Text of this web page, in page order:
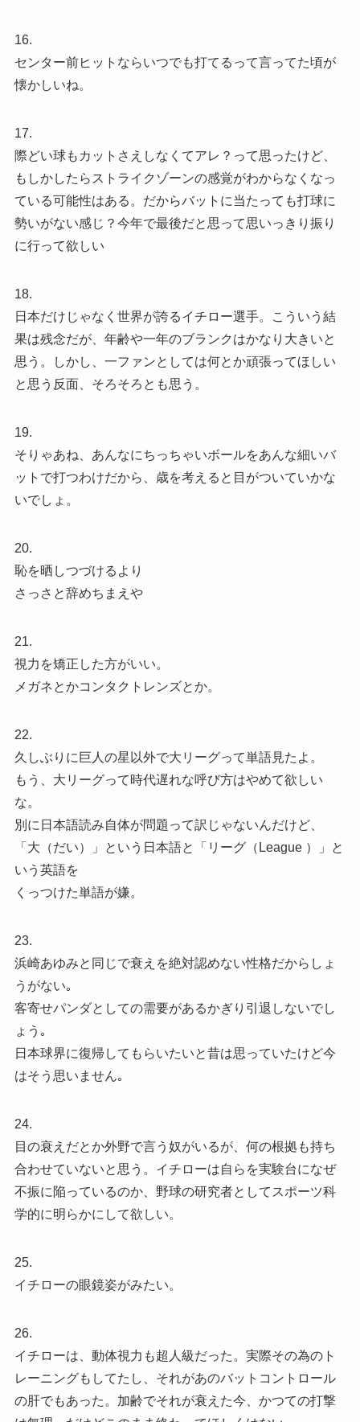
16.
センター前ヒットならいつでも打てるって言ってた頃が
懐かしいね。
17.
際どい球もカットさえしなくてアレ？って思ったけど、
もしかしたらストライクゾーンの感覚がわからなくなっ
ている可能性はある。だからバットに当たっても打球に
勢いがない感じ？今年で最後だと思って思いっきり振り
に行って欲しい
18.
日本だけじゃなく世界が誇るイチロー選手。こういう結
果は残念だが、年齢や一年のブランクはかなり大きいと
思う。しかし、一ファンとしては何とか頑張ってほしい
と思う反面、そろそろとも思う。
19.
そりゃあね、あんなにちっちゃいボールをあんな細いバ
ットで打つわけだから、歳を考えると目がついていかな
いでしょ。
20.
恥を晒しつづけるより
さっさと辞めちまえや
21.
視力を矯正した方がいい。
メガネとかコンタクトレンズとか。
22.
久しぶりに巨人の星以外で大リーグって単語見たよ。
もう、大リーグって時代遅れな呼び方はやめて欲しい
な。
別に日本語読み自体が問題って訳じゃないんだけど、
「大（だい）」という日本語と「リーグ（League ）」と
いう英語を
くっつけた単語が嫌。
23.
浜崎あゆみと同じで衰えを絶対認めない性格だからしょ
うがない｡
客寄せパンダとしての需要があるかぎり引退しないでし
ょう｡
日本球界に復帰してもらいたいと昔は思っていたけど今
はそう思いません｡
24.
目の衰えだとか外野で言う奴がいるが、何の根拠も持ち
合わせていないと思う。イチローは自らを実験台になぜ
不振に陥っているのか、野球の研究者としてスポーツ科
学的に明らかにして欲しい。
25.
イチローの眼鏡姿がみたい。
26.
イチローは、動体視力も超人級だった。実際その為のト
レーニングもしてたし、それがあのバットコントロール
の肝でもあった。加齢でそれが衰えた今、かつての打撃